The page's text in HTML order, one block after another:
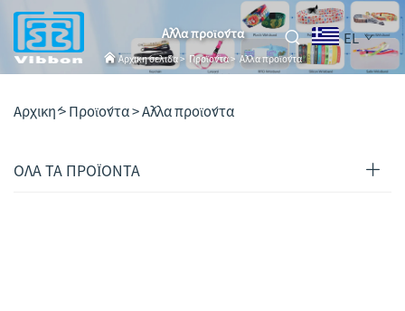
EL
Άλλα προϊόντα
Αρχική σελίδα> Προϊόντα>Άλλα προϊόντα
Αρχική >Προϊόντα>Άλλα προϊόντα
ΟΛΑ ΤΑ ΠΡΟΪΟΝΤΑ